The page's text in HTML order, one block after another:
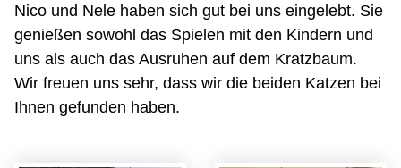
Nico und Nele haben sich gut bei uns eingelebt. Sie
genießen sowohl das Spielen mit den Kindern und
uns als auch das Ausruhen auf dem Kratzbaum.
Wir freuen uns sehr, dass wir die beiden Katzen bei
Ihnen gefunden haben.